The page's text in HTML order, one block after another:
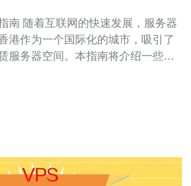
服务器
港作为一个国际化的城市，吸引了
服务器空间。本指南将介绍一些香
最集中的商业区之一。这里有许多